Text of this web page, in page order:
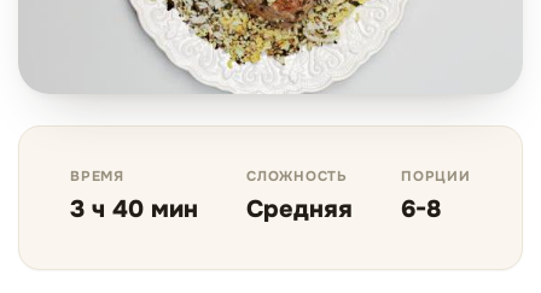
ВРЕМЯ
3 ч 40 мин
СЛОЖНОСТЬ
Средняя
ПОРЦИИ
6-8